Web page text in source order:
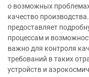
о возможных
качество
предоставляет
процессам и
важно для контроля
требований в таких
устройств и